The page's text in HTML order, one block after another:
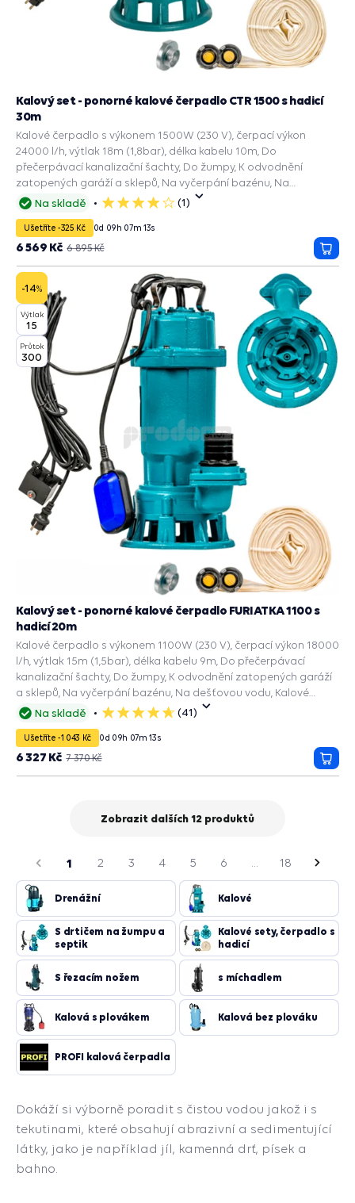
Na skladě
4
(1)
Kalový set - ponorné kalové čerpadlo CTR 1500 s hadicí
30m
Kalové čerpadlo s výkonem 1500W (230 V), čerpací výkon
24000 l/h, výtlak 18m (1,8bar), délka kabelu 10m, Do
přečerpávací kanalizační šachty, Do žumpy, K odvodnění
zatopených garáží a sklepů, Na vyčerpání bazénu, Na
dešťovou vodu, Kalové čerpadlo septik.
Ušetříte -325 Kč 0d 09h 07m 11s
6 895 Kč
6 569 Kč
do
-14%
Výtlak
15
Průtok
300
Na skladě
5
(41)
Kalový set - ponorné kalové čerpadlo FURIATKA 1100 s
hadicí 20m
Kalové čerpadlo s výkonem 1100W (230 V), čerpací výkon 18000
l/h, výtlak 15m (1,5bar), délka kabelu 9m, Do přečerpávací
kanalizační šachty, Do žumpy, K odvodnění zatopených garáží
a sklepů, Na vyčerpání bazénu, Na dešťovou vodu, Kalové
čerpadlo septik.
Ušetříte -1 043 Kč 0d 09h 07m 11s
7 370 Kč
6 327 Kč
do
Zobrazit dalších 12 produktů
1 2 3 4 5 6 18
Drenážní Kalové
S drtičem na žumpu a
septik
Kalové sety, čerpadlo s
hadicí
S řezacím nožem s míchadlem
Kalová s plovákem Kalová bez plováku
PROFI kalová čerpadla
Dokáží si výborně poradit s čistou vodou jakož i s
tekutinami, které obsahují abrazivní a sedimentující
látky, jako je například jíl, kamenná drť, písek a
bahno.